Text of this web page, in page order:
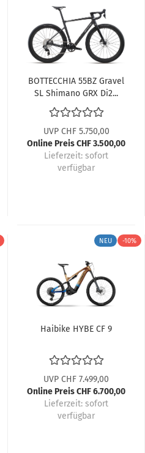
BOTTECCHIA 55BZ Gravel
SL Shimano GRX Di2...
UVP CHF 5.750,00
Online Preis CHF 3.500,00
Lieferzeit: sofort
verfügbar
NEU -10%
Haibike HYBE CF 9
UVP CHF 7.499,00
Online Preis CHF 6.700,00
Lieferzeit: sofort
verfügbar